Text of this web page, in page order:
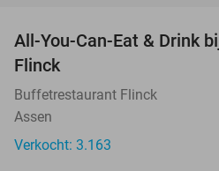
All-You-Can-Eat & Drink
Flinck
Buffetrestaurant Flinck
Assen
Verkocht: 3.163